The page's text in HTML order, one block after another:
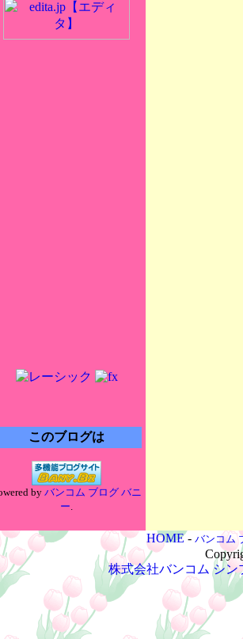
このブログは
by バンコム ブログ バニ
ー.
HOME- バンコム
株式会社バンコム シン